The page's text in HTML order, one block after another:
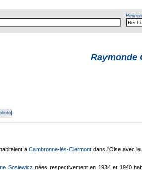
Raymonde
àCambronne-lès-Clermont dans l’Oise avec
Sosiewicz nées respectivement en 1934 et 1940